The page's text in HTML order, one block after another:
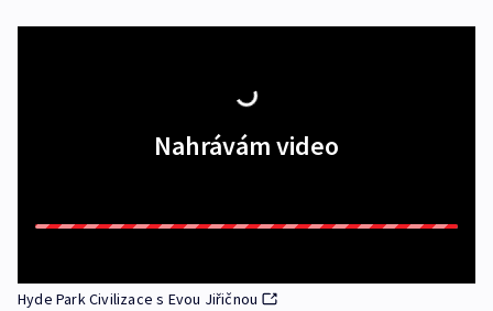
Nahrávám video
Hyde Park Civilizace s Evou Jiřičnou